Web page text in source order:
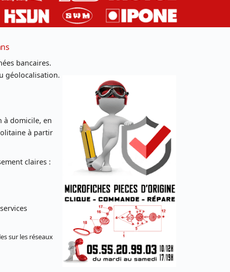
bancaires.
géolocalisation.
à domicile, en
à partir
claires :
services
sur les réseaux